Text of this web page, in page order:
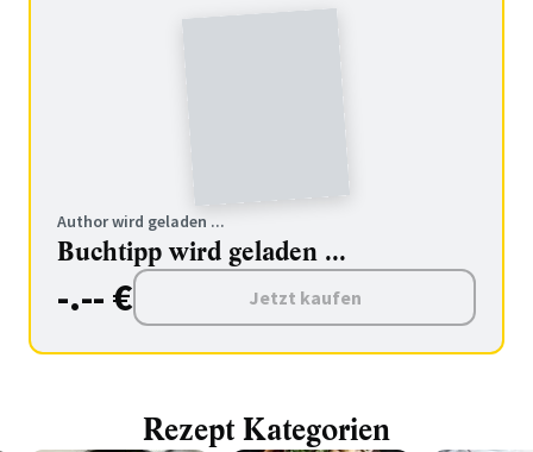
Author wird geladen ...
Buchtipp wird geladen ...
-.-- € Jetzt kaufen
Rezept Kategorien